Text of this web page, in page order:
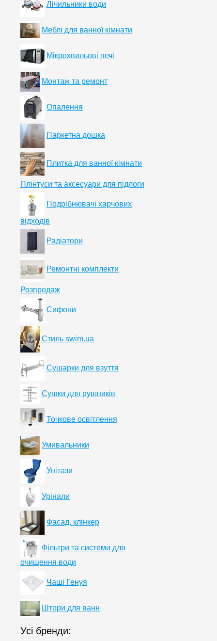
Лічильники води
Меблі для ванної кімнати
Мікрохвильові печі
Монтаж та ремонт
Опалення
Паркетна дошка
Плитка для ванної кімнати
Плінтуси та аксесуари для підлоги
Подрібнювачі харчових
відходів
Радіатори
Ремонтні комплекти
Розпродаж
Сифони
Стиль swim.ua
Сушарки для взуття
Сушки для рушників
Точкове освітлення
Умивальники
Унітази
Урінали
Фасад, клінкер
Фільтри та системи для
очищення води
Чаші Генуя
Штори для ванн
Усі бренди: